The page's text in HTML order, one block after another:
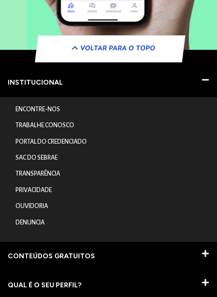
VOLTAR PARA O TOPO
INSTITUCIONAL
ENCONTRE-NOS
TRABALHE CONOSCO
PORTAL DO CREDENCIADO
SAC DO SEBRAE
TRANSPARÊNCIA
PRIVACIDADE
OUVIDORIA
DENUNCIA
CONTEÚDOS GRATUITOS
QUAL É O SEU PERFIL?